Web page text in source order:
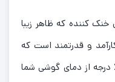
کننده که ظاهر زیبا
و قدرتمند است که
می‌تواند در مدت زمان کوتاهی تا 25 درجه از دمای گوشی شما